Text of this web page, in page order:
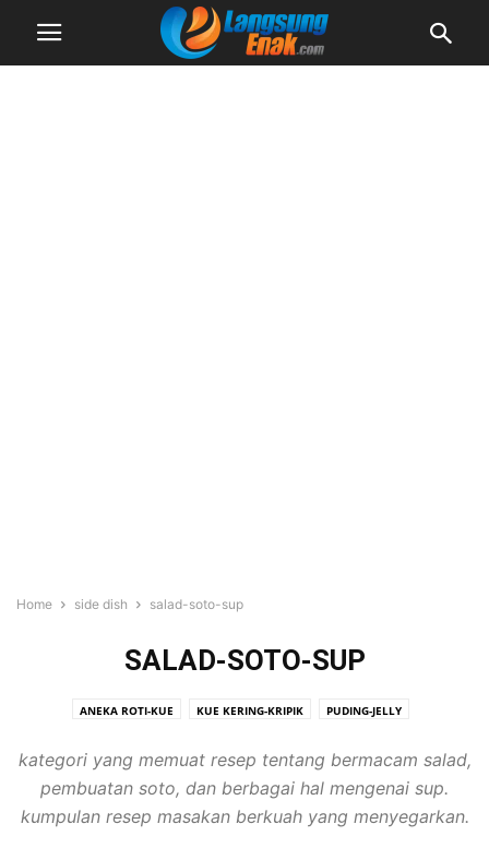
Home side dish salad-soto-sup
SALAD-SOTO-SUP
ANEKA ROTI-KUE KUE KERING-KRIPIK
PUDING-JELLY
kategori yang memuat resep tentang bermacam salad,
pembuatan soto, dan berbagai hal mengenai sup.
kumpulan resep masakan berkuah yang menyegarkan.